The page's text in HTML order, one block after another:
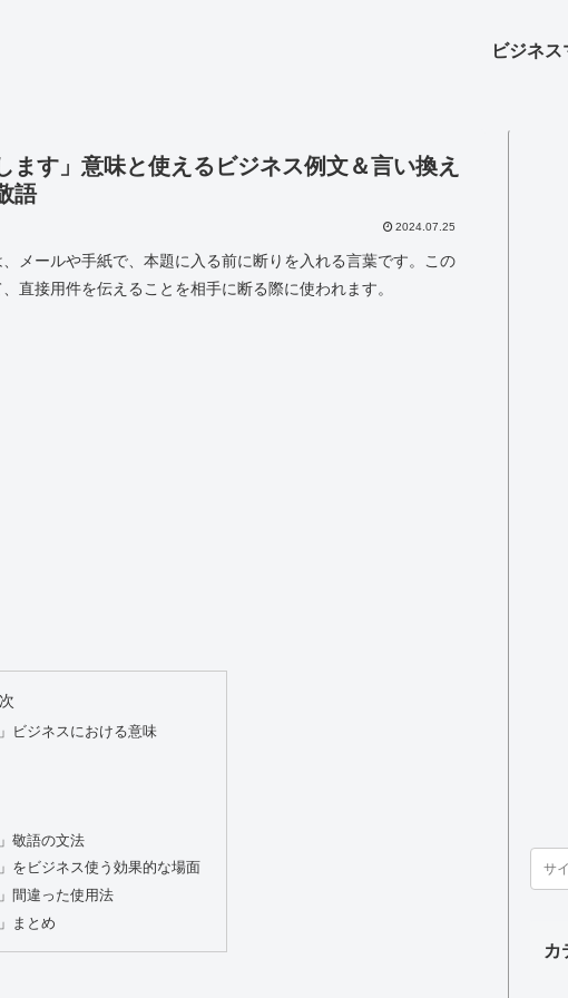
ビジネ
ます」意味と使えるビジネス例文＆言い換え
語
2024.07.25
、メールや手紙で、本題に入る前に断りを入れる言葉です。この
直接用件を伝えることを相手に断る際に使われます。
ビジネスにおける意味
敬語の文法
をビジネス使う効果的な場面
間違った使用法
まとめ
カ